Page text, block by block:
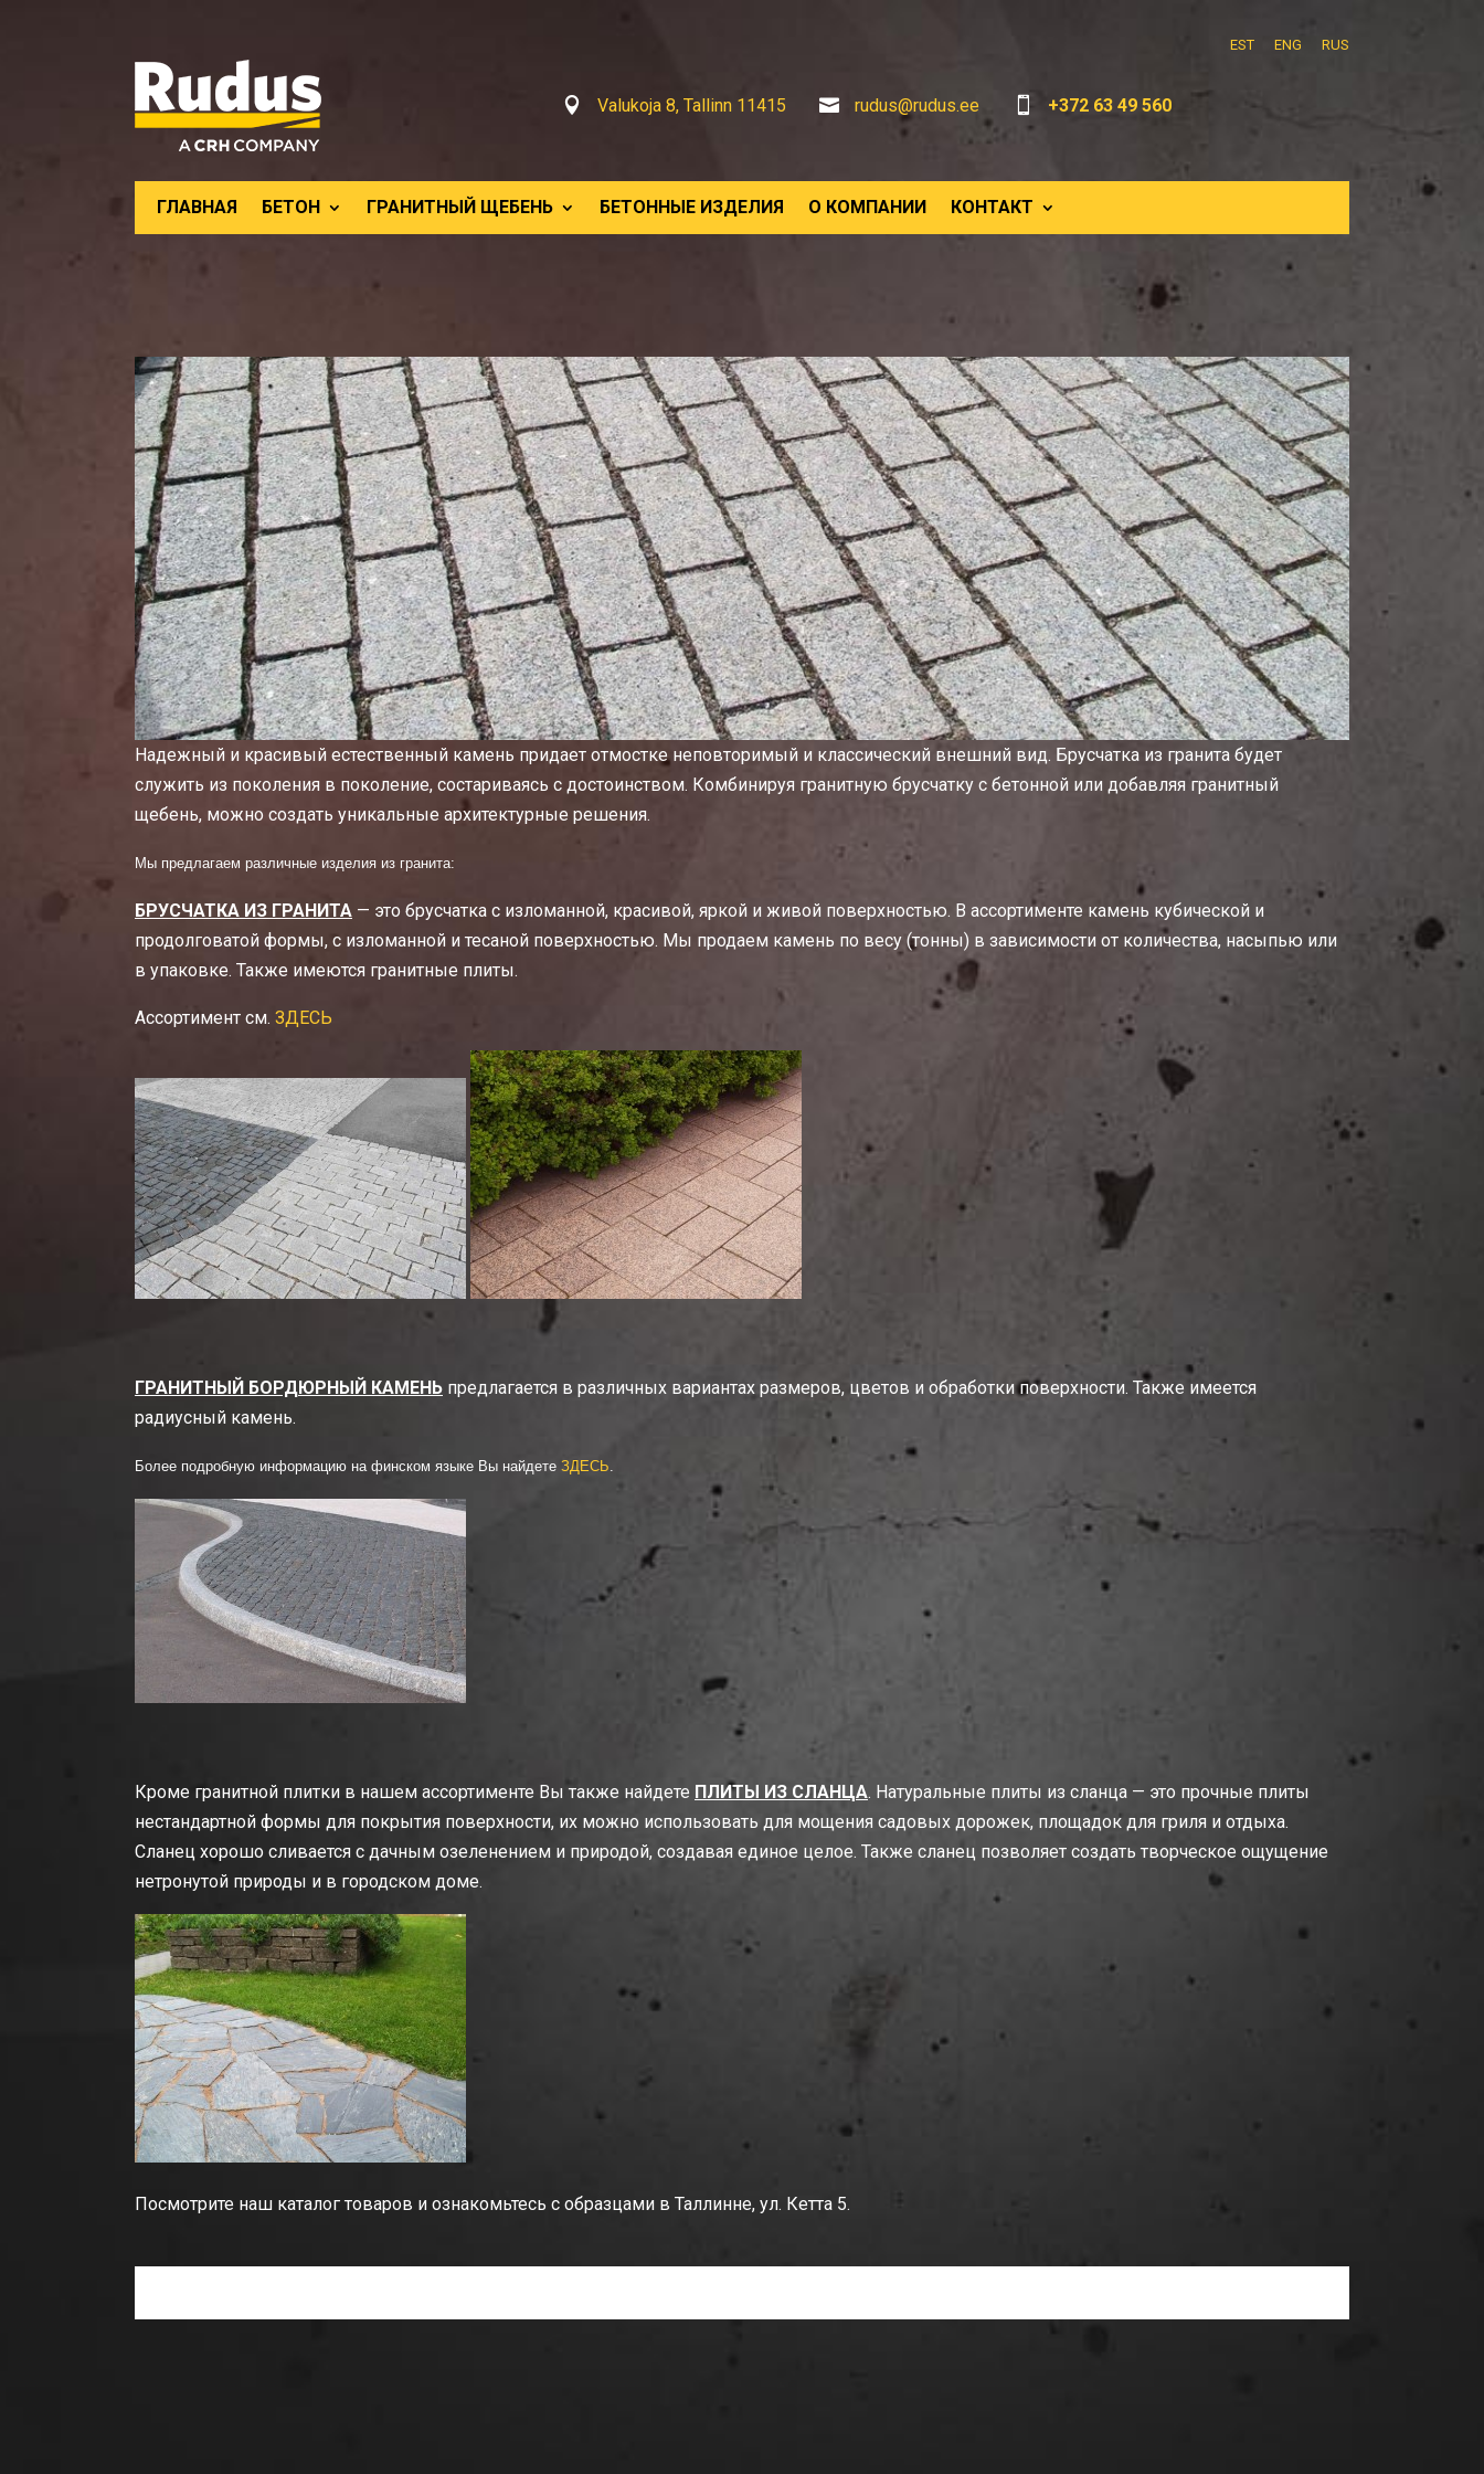
EST ENG RUS
 Valukoja 8, Tallinn 11415  rudus@rudus.ee  +372 63 49 560
ГЛАВНАЯ БЕТОН ГРАНИТНЫЙ ЩЕБЕНЬ БЕТОННЫЕ ИЗДЕЛИЯ О КОМПАНИИ КОНТАКТ
Надежный и красивый естественный камень придает отмостке неповторимый и классический внешний вид. Брусчатка из гранита будет
служить из поколения в поколение, состариваясь с достоинством. Комбинируя гранитную брусчатку с бетонной или добавляя гранитный
щебень, можно создать уникальные архитектурные решения.
Мы предлагаем различные изделия из гранита:
БРУСЧАТКА ИЗ ГРАНИТА — это брусчатка с изломанной, красивой, яркой и живой поверхностью. В ассортименте камень кубической и
продолговатой формы, с изломанной и тесаной поверхностью. Мы продаем камень по весу (тонны) в зависимости от количества, насыпью или
в упаковке. Также имеются гранитные плиты.
Ассортимент см. ЗДЕСЬ
ГРАНИТНЫЙ БОРДЮРНЫЙ КАМЕНЬ предлагается в различных вариантах размеров, цветов и обработки поверхности. Также имеется
радиусный камень.
Более подробную информацию на финском языке Вы найдете ЗДЕСЬ.
Кроме гранитной плитки в нашем ассортименте Вы также найдете ПЛИТЫ ИЗ СЛАНЦА. Натуральные плиты из сланца — это прочные плиты
нестандартной формы для покрытия поверхности, их можно использовать для мощения садовых дорожек, площадок для гриля и отдыха.
Сланец хорошо сливается с дачным озеленением и природой, создавая единое целое. Также сланец позволяет создать творческое ощущение
нетронутой природы и в городском доме.
Посмотрите наш каталог товаров и ознакомьтесь с образцами в Таллинне, ул. Кетта 5.